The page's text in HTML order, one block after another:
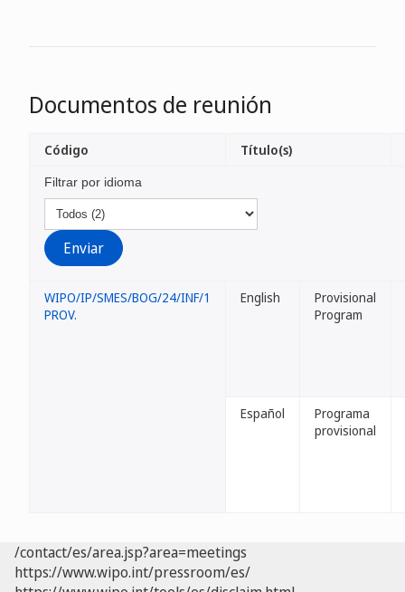
Documentos de reunión
Filtrar por idioma
Código Título(s)
WIPO/IP/SMES/BOG/24/INF/1
PROV.
English
Provisional
Program
Español
Programa
provisional
/contact/es/area.jsp?area=meetings
https://www.wipo.int/pressroom/es/